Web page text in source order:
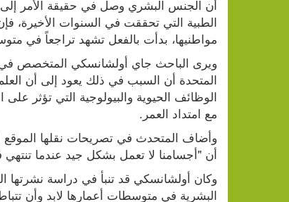
مواطنيها، بدأت بالفعل تشهد تراجعاً في
مع امتداد العمر.
أن "أجسامنا لا تعمل بشكل جيد عندما تنتهي